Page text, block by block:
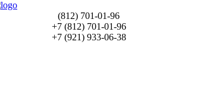
(812) 701-01-96
+7(812) 701-01-96
+7(921) 933-06-38